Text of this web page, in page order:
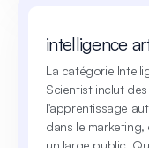
intelligence
La catégorie
Scientist inclut
l'apprentissage
dans le
un large public.